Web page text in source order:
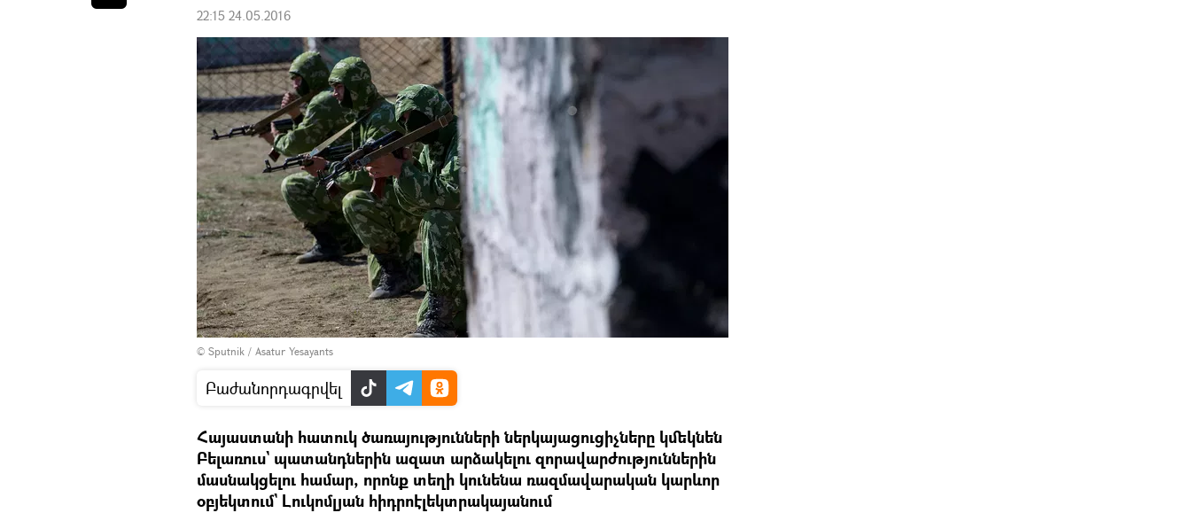
22:15 24.05.2016
© Sputnik / Asatur Yesayants
Բաժանորդագրվել
Հայաստանի հատուկ ծառայությունների ներկայացուցիչները կմեկնեն
Բելառուս` պատանդներին ազատ արձակելու զորավարժություններին
մասնակցելու համար, որոնք տեղի կունենա ռազմավարական կարևոր
օբյեկտում` Լուկոմլյան հիդրոէլեկտրակայանում